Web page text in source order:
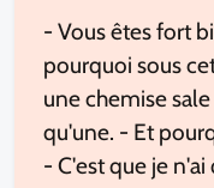
- Vous êtes fort
pourquoi sous
une chemise
qu'une. - Et
- C'est que je